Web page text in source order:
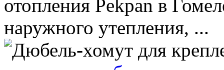
отопления Pekpan в
наружного утепления, ...